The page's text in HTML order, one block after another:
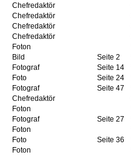
Chefredaktör
Chefredaktör
Chefredaktör
Chefredaktör
Foton
Bild Seite 2
Fotograf Seite 14
Foto Seite 24
Fotograf Seite 47
Chefredaktör
Foton
Fotograf Seite 27
Foton
Foto Seite 36
Foton